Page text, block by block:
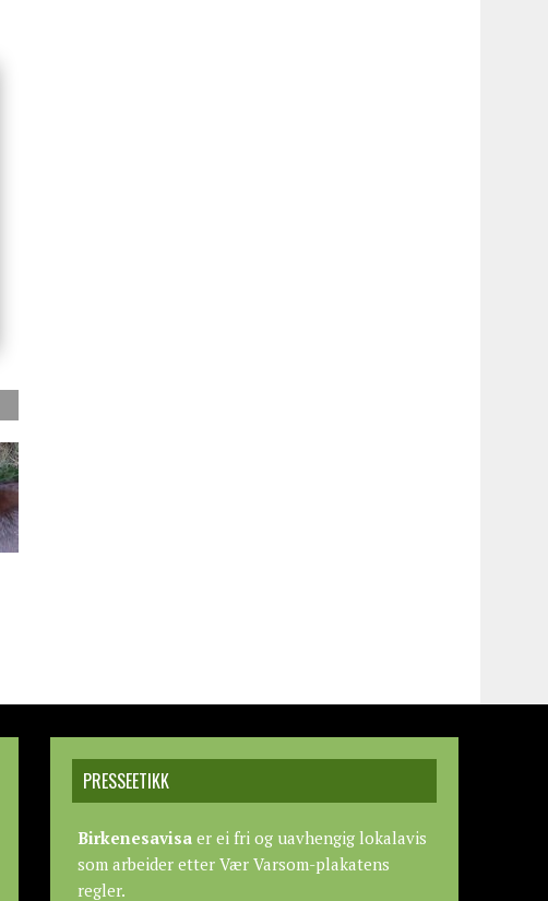
PRESSEETIKK
Birkenesavisa er ei fri og uavhengig lokalavis
som arbeider etterVær Varsom-plakatens
regler.